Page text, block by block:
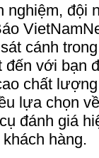
đội
cánh
với bạn
chất
lựa chọn
đánh giá
hàng.